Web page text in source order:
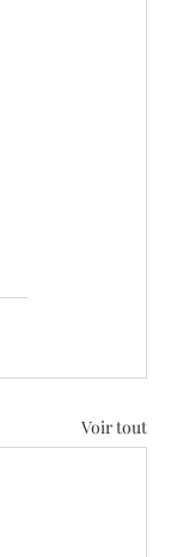
Voir tout